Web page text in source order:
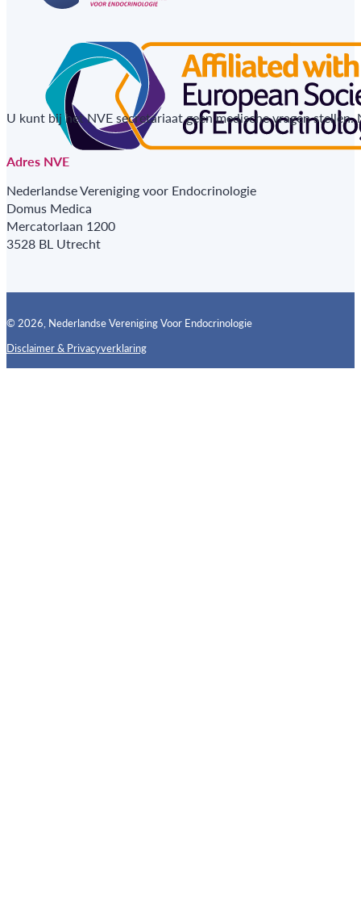
U kunt bij het NVE secretariaat geen medische vragen
Adres NVE
Nederlandse Vereniging voor Endocrinologie
Domus Medica
Mercatorlaan 1200
3528 BL Utrecht
© 2026, Nederlandse Vereniging Voor Endocrinologie
Disclaimer & PrivacyverklaringFollow us on X